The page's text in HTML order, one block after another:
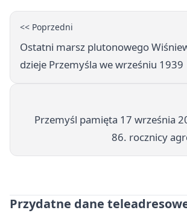
<< Poprzedni
Ostatni marsz plutonowego
dzieje Przemyśla we wrześniu 1939
Przemyśl pamięta 17 września
86. rocznicy
Przydatne dane